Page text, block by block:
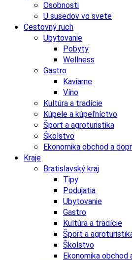
Osobnosti
U susedov vo svete
Cestovný ruch
Ubytovanie
Pobyty
Wellness
Gastro
Kaviarne
Víno
Kultúra a tradície
Kúpele a kúpeľníctvo
Šport a agroturistika
Školstvo
Ekonomika obchod a
Kraje
Bratislavský kraj
Tipy
Podujatia
Ubytovanie
Gastro
Kultúra a tradície
Šport a
Školstvo
Ekonomika obchod